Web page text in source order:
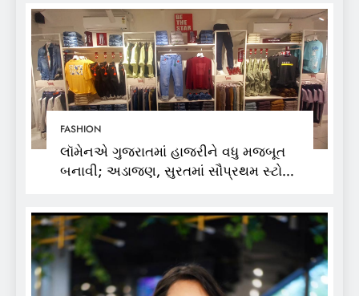
FASHION
લૉમેનએ ગુજરાતમાં હાજરીને વધુ મજબૂત
બનાવી; અડાજણ, સુરતમાં સૌપ્રથમ સ્ટોર